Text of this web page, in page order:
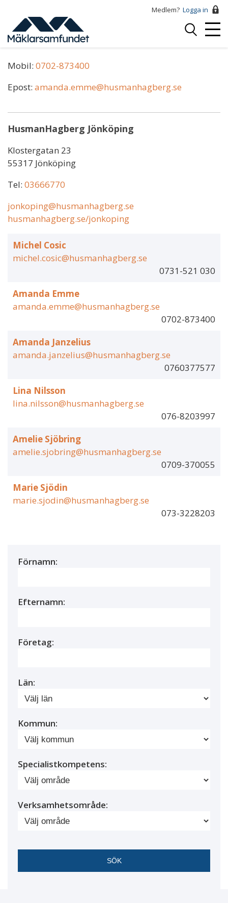
huvudinnehåll
Medlem? Logga in
Logga
Amanda Emme
Mobil: 0702-873400
Epost: amanda.emme@husmanhagberg.se
HusmanHagberg Jönköping
Klostergatan 23
55317 Jönköping
Tel: 03666770
jonkoping@husmanhagberg.se
husmanhagberg.se/jonkoping
Michel Cosic
michel.cosic@husmanhagberg.se
0731-521 030
Amanda Emme
amanda.emme@husmanhagberg.se
0702-873400
Amanda Janzelius
amanda.janzelius@husmanhagberg.se
0760377577
Lina Nilsson
lina.nilsson@husmanhagberg.se
076-8203997
Amelie Sjöbring
amelie.sjobring@husmanhagberg.se
0709-370055
Marie Sjödin
marie.sjodin@husmanhagberg.se
073-3228203
Förnamn:
Efternamn:
Företag:
Län:
Kommun:
Specialistkompetens:
Verksamhetsområde: